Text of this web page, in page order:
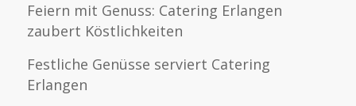
Feiern mit Genuss: Catering Erlangen
zaubert Köstlichkeiten
Festliche Genüsse serviert Catering
Erlangen